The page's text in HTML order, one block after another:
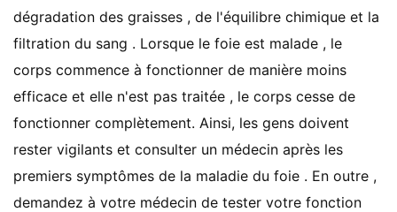
dégradation des graisses , de l'équilibre chimique et la
filtration du sang . Lorsque le foie est malade , le
corps commence à fonctionner de manière moins
efficace et elle n'est pas traitée , le corps cesse de
fonctionner complètement. Ainsi, les gens doivent
rester vigilants et consulter un médecin après les
premiers symptômes de la maladie du foie . En outre ,
demandez à votre médecin de tester votre fonction